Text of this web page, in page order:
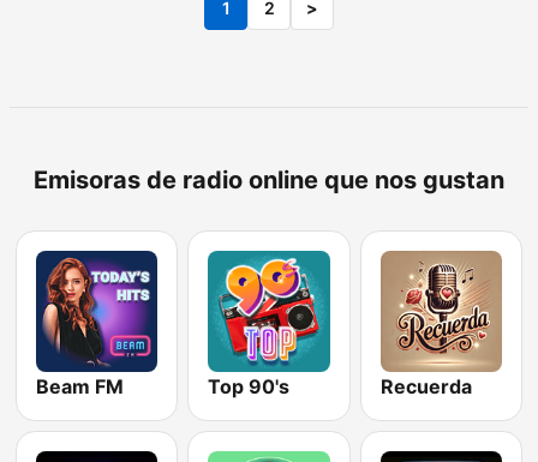
1
2 >
Emisoras de radio online que nos gustan
Beam FM Top 90's Recuerda